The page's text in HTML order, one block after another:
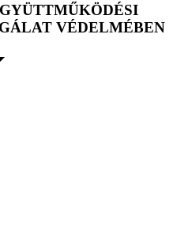
VÉDELMÉBEN